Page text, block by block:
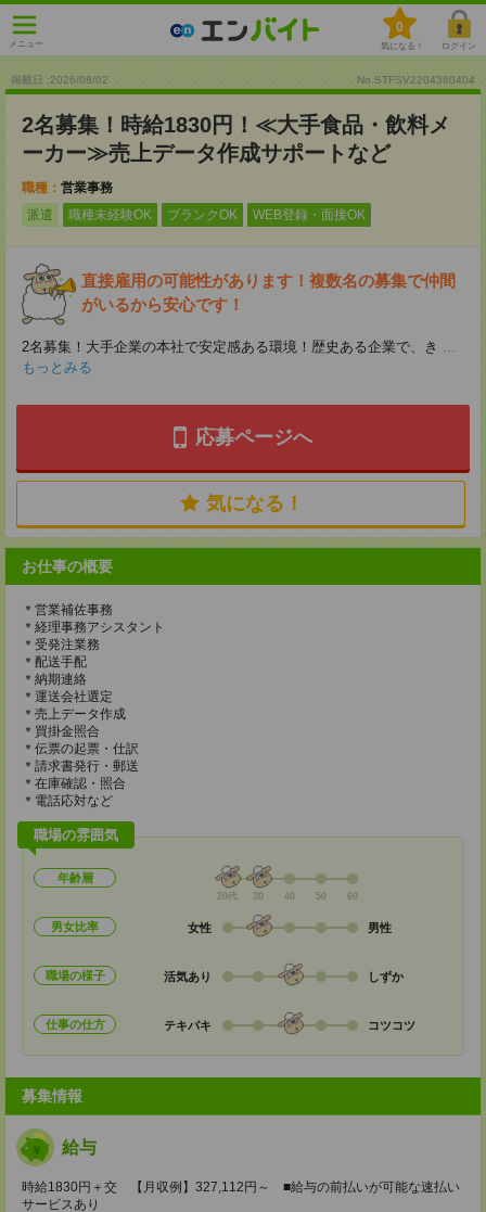
メニュー
0
気になる！ ログイン
掲載日 :2026/08/02 No.STFSV2204380404
2名募集！時給1830円！≪大手食品・飲料メ
ーカー≫売上データ作成サポートなど
職種： 営業事務
派遣
職種未経験OK ブランクOK WEB登録・面接OK
直接雇用の可能性があります！複数名の募集で仲間
がいるから安心です！
2名募集！大手企業の本社で安定感ある環境！歴史ある企業で、き ...
もっとみる
応募ページへ
気になる！
お仕事の概要
＊営業補佐事務
＊経理事務アシスタント
＊受発注業務
＊配送手配
＊納期連絡
＊運送会社選定
＊売上データ作成
＊買掛金照合
＊伝票の起票・仕訳
＊請求書発行・郵送
＊在庫確認・照合
＊電話応対など
職場の雰囲気
年齢層
20代 30 40 50 60
男女比率 女性 男性
職場の様子 活気あり しずか
仕事の仕方 テキパキ コツコツ
募集情報
給与
時給1830円＋交 【月収例】327,112円～ ■給与の前払いが可能な速払い
サービスあり